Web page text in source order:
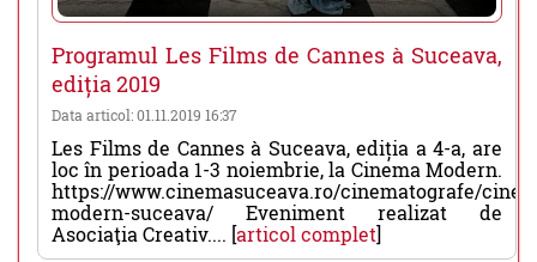
Programul Les Films de Cannes à Suceava,
ediția 2019
Data articol: 01.11.2019 16:37
Les Films de Cannes à Suceava, ediția a 4-a, are
loc în perioada 1-3 noiembrie, la Cinema Modern.
https://www.cinemasuceava.ro/cinematografe/
modern-suceava/ Eveniment realizat de
Asociaţia Creativ.... [articol complet]